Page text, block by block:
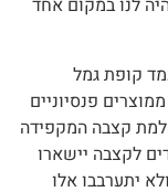
במקום אחד
גמל
פנסיוניים
המקפידה
יישארו
אלו